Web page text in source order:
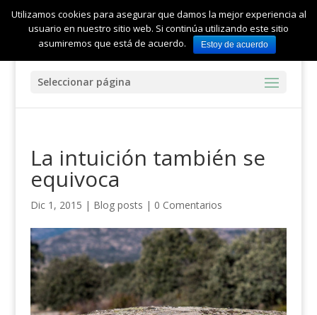
Seleccionar página
La intuición también se
equivoca
Dic 1, 2015 | Blog posts | 0 Comentarios
Utilizamos cookies para asegurar que damos la mejor experiencia al
usuario en nuestro sitio web. Si continúa utilizando este sitio
asumiremos que está de acuerdo.
Estoy de acuerdo